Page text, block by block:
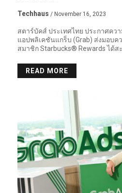
Techhaus / November 16, 2023
สตาร์บัคส์ ประเทศไทย ประกาศคว
แอปพลิเคชันแกร็บ (Grab) ส่งมอบค
สมาชิก Starbucks® Rewards ได้
READ MORE